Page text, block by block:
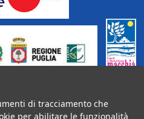
P.S.R. Puglia 2014-2020,
SSL GAL, Azione 4, Intervento
di tracciamento che
per abilitare le funzionalità